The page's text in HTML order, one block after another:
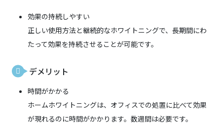
効果の持続しやすい
正しい使用方法と継続的なホワイトニングで、長期間にわ
たって効果を持続させることが可能です。
デメリット
時間がかかる
ホームホワイトニングは、オフィスでの処置に比べて効果
が現れるのに時間がかかります。数週間は必要です。